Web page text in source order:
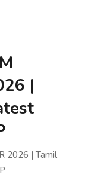
|
2026 | Tamil